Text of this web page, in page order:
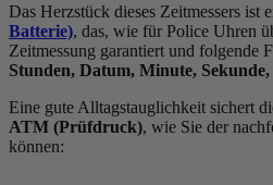
Das Herzstück dieses Zeitmessers ist
Batterie), das, wie für Police Uhren
Zeitmessung garantiert und folgende
Stunden, Datum, Minute,
Eine gute Alltagstauglichkeit sichert
ATM (Prüfdruck), wie Sie der
können: